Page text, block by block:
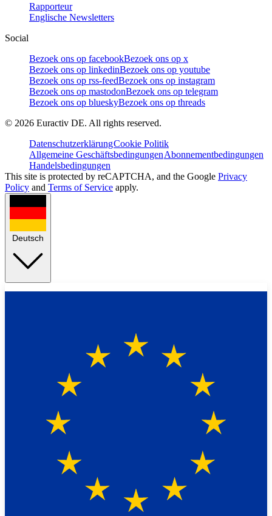
Rapporteur
Englische Newsletters
Social
Bezoek ons op facebookBezoek ons op x
Bezoek ons op linkedinBezoek ons op youtube
Bezoek ons op rss-feedBezoek ons op instagram
Bezoek ons op mastodonBezoek ons op telegram
Bezoek ons op blueskyBezoek ons op threads
© 2026 Euractiv DE. All rights reserved.
DatenschutzerklärungCookie Politik
Allgemeine GeschäftsbedingungenAbonnementbedingungen
Handelsbedingungen
This site is protected by reCAPTCHA, and the Google Privacy
Policy and Terms of Service apply.
Deutsch